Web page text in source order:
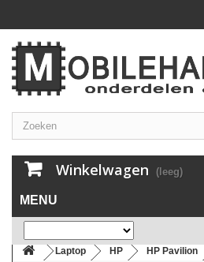
Winkelwagen (leeg)
MENU
Laptop HP HP Pavilion